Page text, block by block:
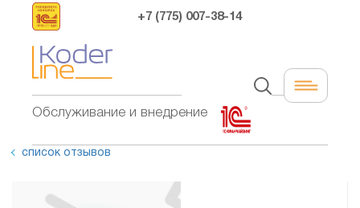
Обслуживание и внедрение
+7 (775) 007-38-14
список отзывов